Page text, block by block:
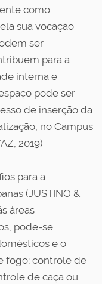
como
sua vocação
ser
para a
interna e
pode ser
de inserção da
no Campus
2019)
para a
(JUSTINO &
áreas
pode-se
e o
fogo; controle de
de caça ou